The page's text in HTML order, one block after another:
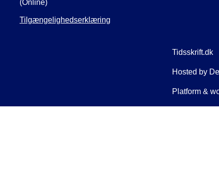
(Online)
Tilgængelighedserklæring